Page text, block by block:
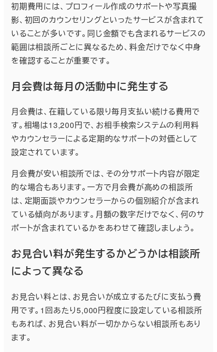
初期費用には、プロフィール作成のサポートや写真撮
影、初回のカウンセリングといったサービスが含まれて
いることが多いです。同じ金額でも含まれるサービスの
範囲は相談所ごとに異なるため、料金だけでなく中身
を確認することが重要です。
月会費は毎月の活動中に発生する
月会費は、在籍している限り毎月支払い続ける費用で
す。相場は13,200円で、お相手検索システムの利用料
やカウンセラーによる定期的なサポートの対価として
設定されています。
月会費が安い相談所では、その分サポート内容が限定
的な場合もあります。一方で月会費が高めの相談所
は、定期面談やカウンセラーからの個別紹介が含まれ
ている傾向があります。月額の数字だけでなく、何のサ
ポートが含まれているかをあわせて確認しましょう。
お見合い料が発生するかどうかは相談所
によって異なる
お見合い料とは、お見合いが成立するたびに支払う費
用です。1回あたり5,000円程度に設定している相談所
もあれば、お見合い料が一切かからない相談所もあり
ます。